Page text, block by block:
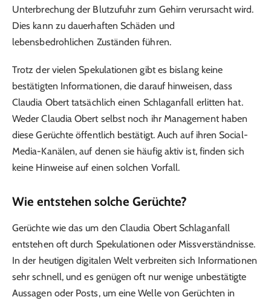
Unterbrechung der Blutzufuhr zum Gehirn verursacht wird.
Dies kann zu dauerhaften Schäden und
lebensbedrohlichen Zuständen führen.
Trotz der vielen Spekulationen gibt es bislang keine
bestätigten Informationen, die darauf hinweisen, dass
Claudia Obert tatsächlich einen Schlaganfall erlitten hat.
Weder Claudia Obert selbst noch ihr Management haben
diese Gerüchte öffentlich bestätigt. Auch auf ihren Social-
Media-Kanälen, auf denen sie häufig aktiv ist, finden sich
keine Hinweise auf einen solchen Vorfall.
Wie entstehen solche Gerüchte?
Gerüchte wie das um den Claudia Obert Schlaganfall
entstehen oft durch Spekulationen oder Missverständnisse.
In der heutigen digitalen Welt verbreiten sich Informationen
sehr schnell, und es genügen oft nur wenige unbestätigte
Aussagen oder Posts, um eine Welle von Gerüchten in